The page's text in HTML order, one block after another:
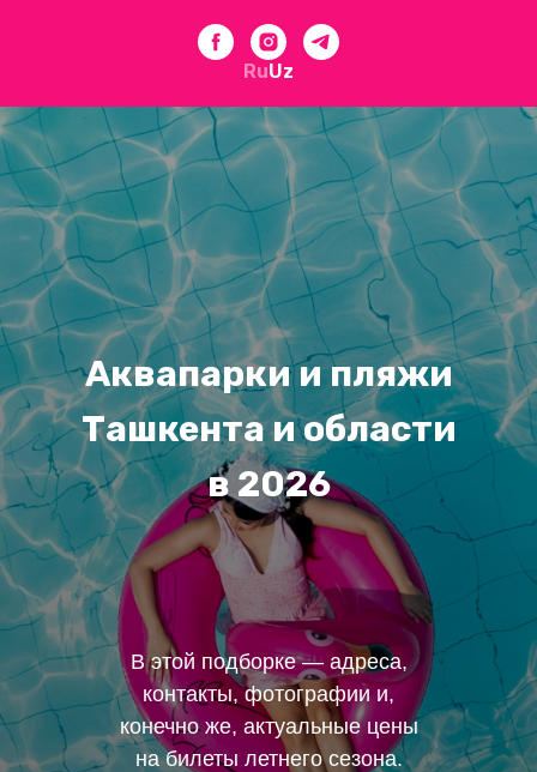
RuUz
В этой подборке — адреса,
контакты, фотографии и,
конечно же, актуальные цены
на билеты летнего сезона.
Аквапарки и пляжи
Ташкента и области
в 2026